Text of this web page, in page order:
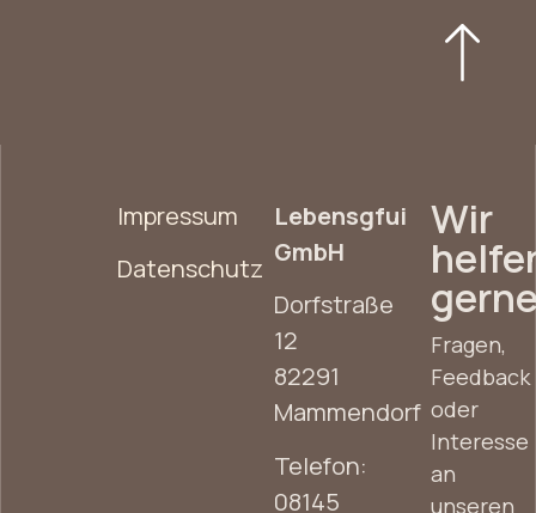
Impressum
Datenschutz
Lebensgfui
GmbH
Dorfstraße
12
82291
Mammendorf
Telefon:
08145
Wir
Fragen,
Feedback
oder
Interesse
an
unseren